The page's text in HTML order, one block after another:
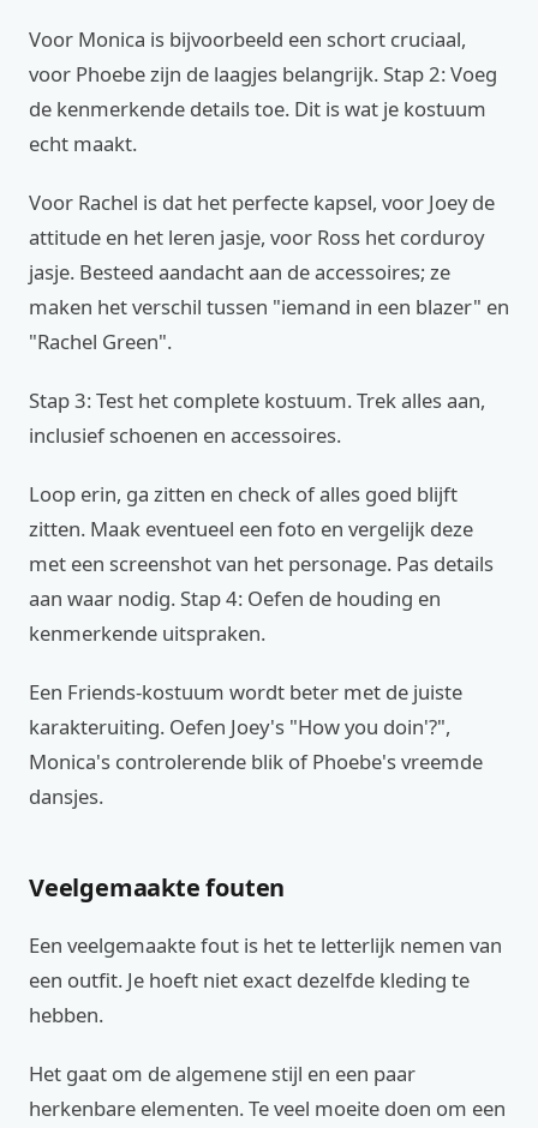
Voor Monica is bijvoorbeeld een schort cruciaal,
voor Phoebe zijn de laagjes belangrijk. Stap 2: Voeg
de kenmerkende details toe. Dit is wat je kostuum
echt maakt.
Voor Rachel is dat het perfecte kapsel, voor Joey de
attitude en het leren jasje, voor Ross het corduroy
jasje. Besteed aandacht aan de accessoires; ze
maken het verschil tussen "iemand in een blazer" en
"Rachel Green".
Stap 3: Test het complete kostuum. Trek alles aan,
inclusief schoenen en accessoires.
Loop erin, ga zitten en check of alles goed blijft
zitten. Maak eventueel een foto en vergelijk deze
met een screenshot van het personage. Pas details
aan waar nodig. Stap 4: Oefen de houding en
kenmerkende uitspraken.
Een Friends-kostuum wordt beter met de juiste
karakteruiting. Oefen Joey's "How you doin'?",
Monica's controlerende blik of Phoebe's vreemde
dansjes.
Veelgemaakte fouten
Een veelgemaakte fout is het te letterlijk nemen van
een outfit. Je hoeft niet exact dezelfde kleding te
hebben.
Het gaat om de algemene stijl en een paar
herkenbare elementen. Te veel moeite doen om een